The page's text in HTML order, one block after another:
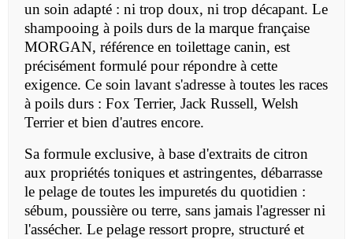
un soin adapté : ni trop doux, ni trop décapant. Le
shampooing à poils durs de la marque française
MORGAN, référence en toilettage canin, est
précisément formulé pour répondre à cette
exigence. Ce soin lavant s'adresse à toutes les races
à poils durs : Fox Terrier, Jack Russell, Welsh
Terrier et bien d'autres encore.
Sa formule exclusive, à base d'extraits de citron
aux propriétés toniques et astringentes, débarrasse
le pelage de toutes les impuretés du quotidien :
sébum, poussière ou terre, sans jamais l'agresser ni
l'assécher. Le pelage ressort propre, structuré et